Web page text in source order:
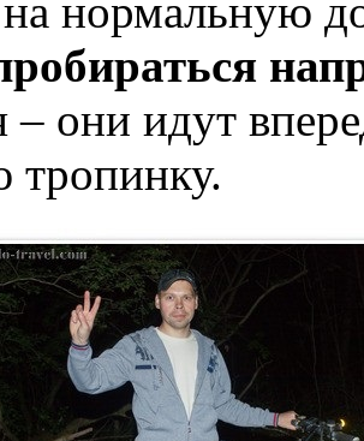
на нормальную
они идут
тропинку.